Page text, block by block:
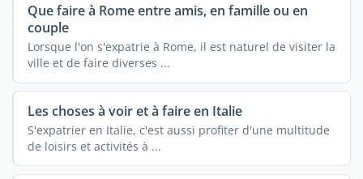
Que faire à Rome entre amis, en famille ou en
couple
Lorsque l'on s'expatrie à Rome, il est naturel de visiter la
ville et de faire diverses ...
Les choses à voir et à faire en Italie
S'expatrier en Italie, c'est aussi profiter d'une multitude
de loisirs et activités à ...